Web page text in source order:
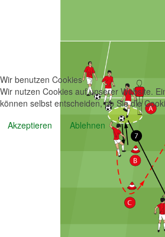
Wir benutzen Cookies
Wir nutzen Cookies auf unserer Website.
können selbst entscheiden, ob Sie die
Akzeptieren
Ablehnen